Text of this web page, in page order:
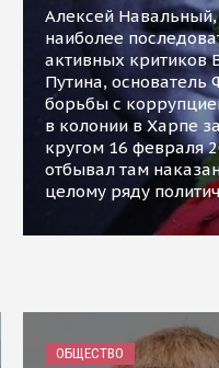
Алексей
наиболее
активных критиков
Путина, основатель
борьбы с
в колонии в Харпе
кругом 16 февраля
отбывал там
целому ряду
ОБЩЕСТВО